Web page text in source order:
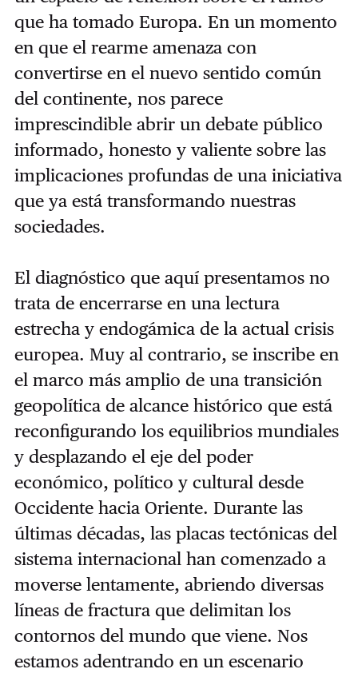
que ha tomado Europa. En un momento
en que el rearme amenaza con
convertirse en el nuevo sentido común
del continente, nos parece
imprescindible abrir un debate público
informado, honesto y valiente sobre las
implicaciones profundas de una iniciativa
que ya está transformando nuestras
sociedades.
El diagnóstico que aquí presentamos no
trata de encerrarse en una lectura
estrecha y endogámica de la actual crisis
europea. Muy al contrario, se inscribe en
el marco más amplio de una transición
geopolítica de alcance histórico que está
reconfigurando los equilibrios mundiales
y desplazando el eje del poder
económico, político y cultural desde
Occidente hacia Oriente. Durante las
últimas décadas, las placas tectónicas del
sistema internacional han comenzado a
moverse lentamente, abriendo diversas
líneas de fractura que delimitan los
contornos del mundo que viene. Nos
estamos adentrando en un escenario